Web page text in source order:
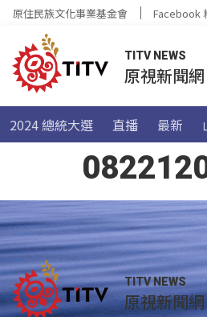
原住民族文化事業基金會 Facebook
TITV NEWS
原視新聞網
2024 總統大選 直播 最新
TITV NEWS
原視新聞網